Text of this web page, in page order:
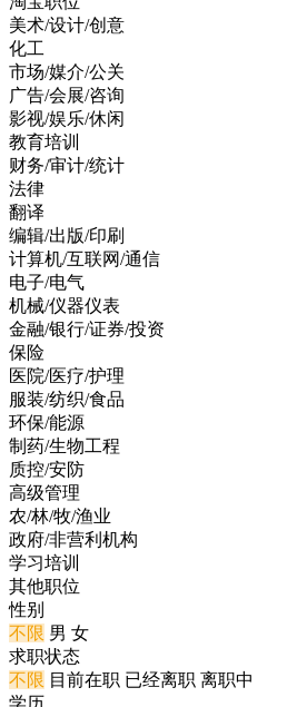
美术/设计/创意
化工
市场/媒介/公关
广告/会展/咨询
影视/娱乐/休闲
教育培训
财务/审计/统计
法律
翻译
编辑/出版/印刷
计算机/互联网/通信
电子/电气
机械/仪器仪表
金融/银行/证券/投资
保险
医院/医疗/护理
服装/纺织/食品
环保/能源
制药/生物工程
质控/安防
高级管理
农/林/牧/渔业
政府/非营利机构
学习培训
其他职位
性别
不限 男 女
求职状态
不限 目前在职 已经离职 离职中
学历